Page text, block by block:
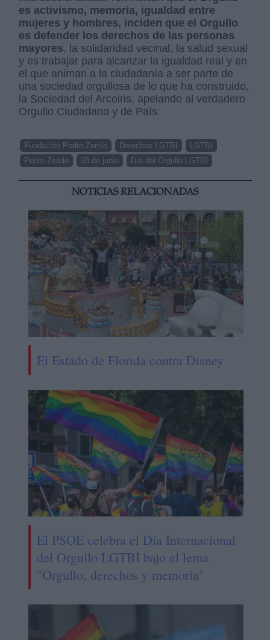
es activismo, memoria, igualdad entre
mujeres y hombres, inciden que el Orgullo
es defender los derechos de las personas
mayores, la solidaridad vecinal, la salud sexual
y es trabajar para alcanzar la igualdad real y en
el que animan a la ciudadanía a ser parte de
una sociedad orgullosa de lo que ha construido,
la Sociedad del Arcoiris, apelando al verdadero
Orgullo Ciudadano y de País.
Fundación Pedro Zerolo Derechos LGTBI
LGTBI
Pedro Zerolo
28 de junio Día del Orgullo LGTBI
NOTICIAS RELACIONADAS
El Estado de Florida contra Disney
El PSOE celebra el Día Internacional
del Orgullo LGTBI bajo el lema
"Orgullo, derechos y memoria"